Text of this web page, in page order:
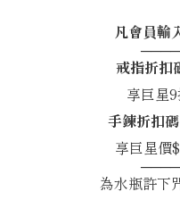
凡會員輸
戒指折
享巨星
手鍊折扣
享巨星價
為水瓶許下